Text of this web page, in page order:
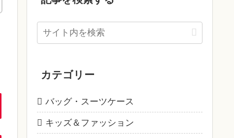
カテゴリー
バッグ・スーツケース
キッズ＆ファッション